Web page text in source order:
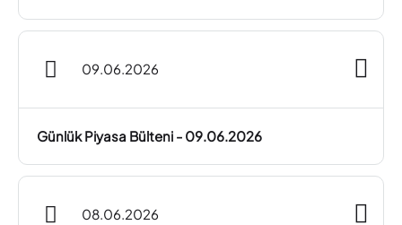
09.06.2026
Günlük Piyasa Bülteni - 09.06.2026
08.06.2026